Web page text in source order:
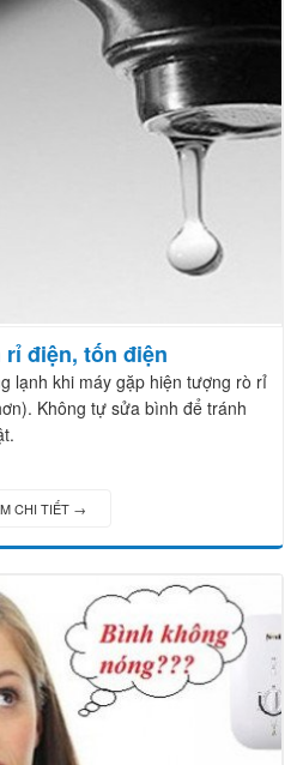
điện, tốn điện
lạnh khi máy gặp hiện tượng rò rỉ
Không tự sửa bình để tránh
CHI TIẾT →